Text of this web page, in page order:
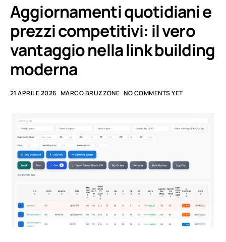
Aggiornamenti quotidiani e
prezzi competitivi: il vero
vantaggio nella link building
moderna
21 APRILE 2026 MARCO BRUZZONE NO COMMENTS YET